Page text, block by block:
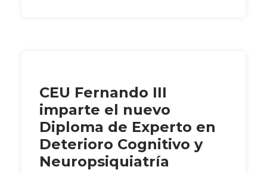
CEU Fernando III
imparte el nuevo
Diploma de Experto en
Deterioro Cognitivo y
Neuropsiquiatría